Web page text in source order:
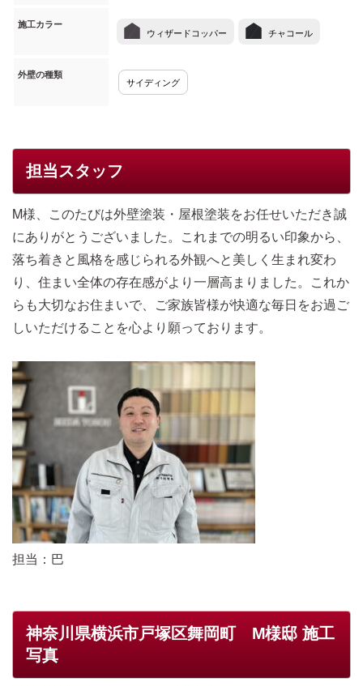
施工カラー
ウィザードコッパー チャコール
外壁の種類
サイディング
担当スタッフ
M様、このたびは外壁塗装・屋根塗装をお任せいただき誠
にありがとうございました。これまでの明るい印象から、
落ち着きと風格を感じられる外観へと美しく生まれ変わ
り、住まい全体の存在感がより一層高まりました。これか
らも大切なお住まいで、ご家族皆様が快適な毎日をお過ご
しいただけることを心より願っております。
担当：巴
神奈川県横浜市戸塚区舞岡町 M様邸 施工
写真